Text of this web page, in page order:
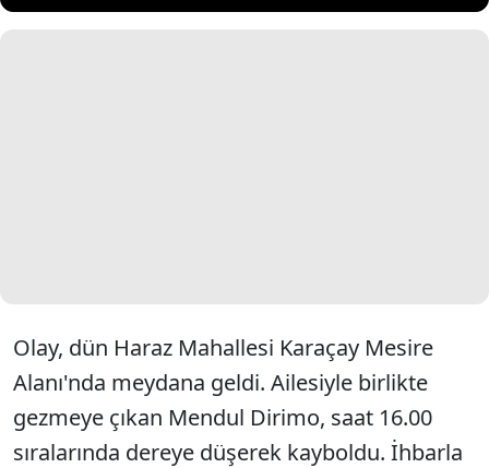
Olay, dün Haraz Mahallesi Karaçay Mesire
Alanı'nda meydana geldi. Ailesiyle birlikte
gezmeye çıkan Mendul Dirimo, saat 16.00
sıralarında dereye düşerek kayboldu. İhbarla